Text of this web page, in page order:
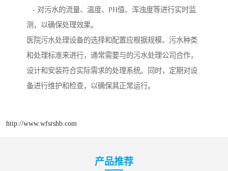
- 对污水的流量、温度、PH值、浑浊度等进行实时监
测，以确保处理效果。
医院污水处理设备的选择和配置应根据规模、污水种类
和处理标准来进行，通常需要与的污水处理公司合作，
设计和安装符合实际需求的处理系统。同时，定期对设
备进行维护和检查，以确保其正常运行。
http://www.wfsrshb.com
产品推荐